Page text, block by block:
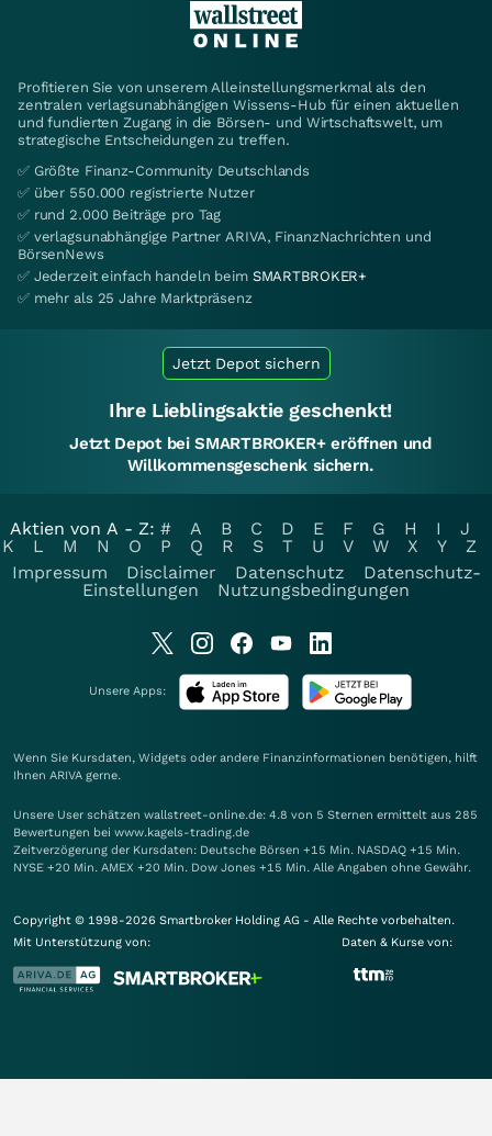
Profitieren Sie von unserem Alleinstellungsmerkmal als den
zentralen verlagsunabhängigen Wissens-Hub für einen aktuellen
und fundierten Zugang in die Börsen- und Wirtschaftswelt, um
strategische Entscheidungen zu treffen.
✅ Größte Finanz-Community Deutschlands
✅ über 550.000 registrierte Nutzer
✅ rund 2.000 Beiträge pro Tag
✅ verlagsunabhängige Partner ARIVA, FinanzNachrichten und
BörsenNews
✅ Jederzeit einfach handeln beim SMARTBROKER+
✅ mehr als 25 Jahre Marktpräsenz
Jetzt Depot sichern
Ihre Lieblingsaktie geschenkt!
Jetzt Depot bei SMARTBROKER+ eröffnen und
Willkommensgeschenk sichern.
Aktien von A - Z: # A B C D E F G H I
J
K
L M N O P Q R S T U V W X Y
Z
Impressum
Disclaimer Datenschutz
Datenschutz-
Einstellungen
Nutzungsbedingungen
Unsere Apps:
Wenn Sie Kursdaten, Widgets oder andere Finanzinformationen benötigen, hilft
Ihnen ARIVA gerne.
Unsere User schätzen wallstreet-online.de: 4.8 von 5 Sternen ermittelt aus 285
Bewertungen bei www.kagels-trading.de
Zeitverzögerung der Kursdaten: Deutsche Börsen +15 Min. NASDAQ +15 Min.
NYSE +20 Min. AMEX +20 Min. Dow Jones +15 Min. Alle Angaben ohne Gewähr.
Copyright © 1998-2026 Smartbroker Holding AG - Alle Rechte vorbehalten.
Mit Unterstützung von:
Daten & Kurse von: